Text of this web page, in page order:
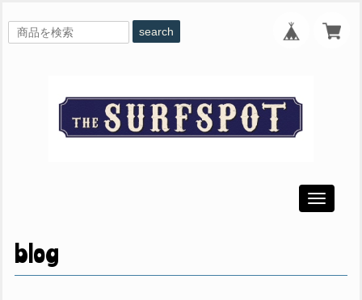
search
Toggle
blog